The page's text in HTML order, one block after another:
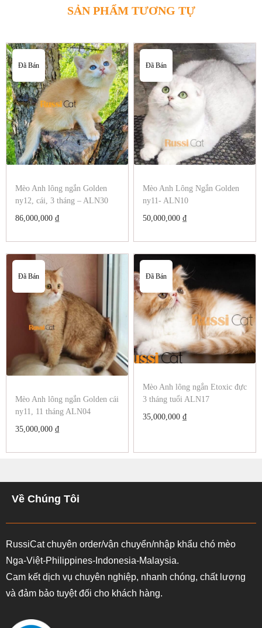
SẢN PHẨM TƯƠNG TỰ
Đã Bán
Mèo Anh lông ngắn Golden
ny12, cái, 3 tháng – ALN30
86,000,000 ₫
Đã Bán
Mèo Anh Lông Ngắn Golden
ny11- ALN10
50,000,000 ₫
Đã Bán
Mèo Anh lông ngắn Golden cái
ny11, 11 tháng ALN04
35,000,000 ₫
Đã Bán
Mèo Anh lông ngắn Etoxic đực
3 tháng tuổi ALN17
35,000,000 ₫
Về Chúng Tôi
RussiCat chuyên order/vận chuyển/nhập khẩu chó mèo
Nga-Việt-Philippines-Indonesia-Malaysia.
Cam kết dịch vụ chuyên nghiệp, nhanh chóng, chất lượng
và đảm bảo tuyệt đối cho khách hàng.